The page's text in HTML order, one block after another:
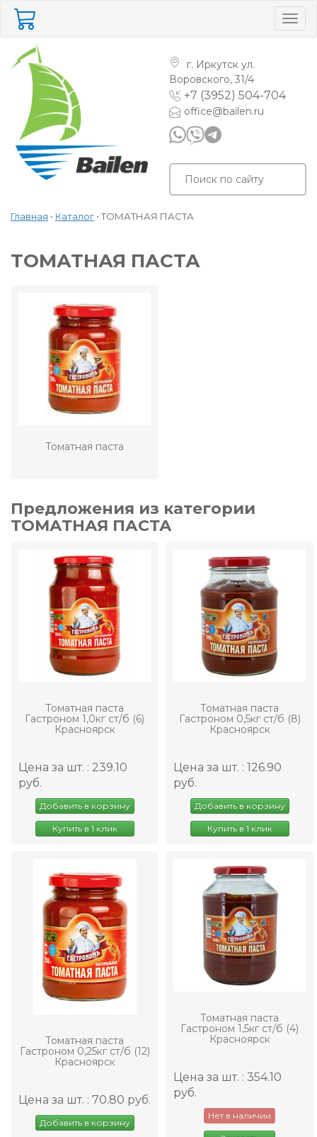
г. Иркутск ул.
Воровского, 31/4
+7 (3952) 504-704
office@bailen.ru
Главная • Каталог • ТОМАТНАЯ ПАСТА
ТОМАТНАЯ ПАСТА
Томатная паста
Предложения из категории
ТОМАТНАЯ ПАСТА
Томатная паста
Гастроном 1,0кг ст/б (6)
Красноярск
Цена за шт. : 239.10
руб.
Добавить в корзину
Купить в 1 клик
Томатная паста
Гастроном 0,5кг ст/б (8)
Красноярск
Цена за шт. : 126.90
руб.
Добавить в корзину
Купить в 1 клик
Томатная паста
Гастроном 0,25кг ст/б (12)
Красноярск
Цена за шт. : 70.80 руб.
Добавить в корзину
Томатная паста
Гастроном 1,5кг ст/б (4)
Красноярск
Цена за шт. : 354.10
руб.
Нет в наличии